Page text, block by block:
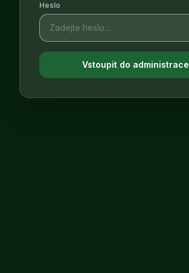
Heslo
Vstoupit do administrace